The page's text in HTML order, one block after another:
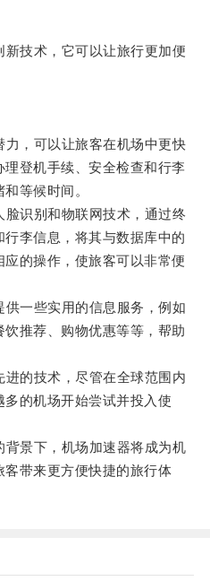
技术，它可以让旅行更加便
，可以让旅客在机场中更快
登机手续、安全检查和行李
等候时间。
识别和物联网技术，通过终
李信息，将其与数据库中的
的操作，使旅客可以非常便
一些实用的信息服务，例如
推荐、购物优惠等等，帮助
的技术，尽管在全球范围内
的机场开始尝试并投入使
景下，机场加速器将成为机
带来更方便快捷的旅行体